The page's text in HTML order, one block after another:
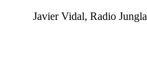
Javier Vidal, Radio